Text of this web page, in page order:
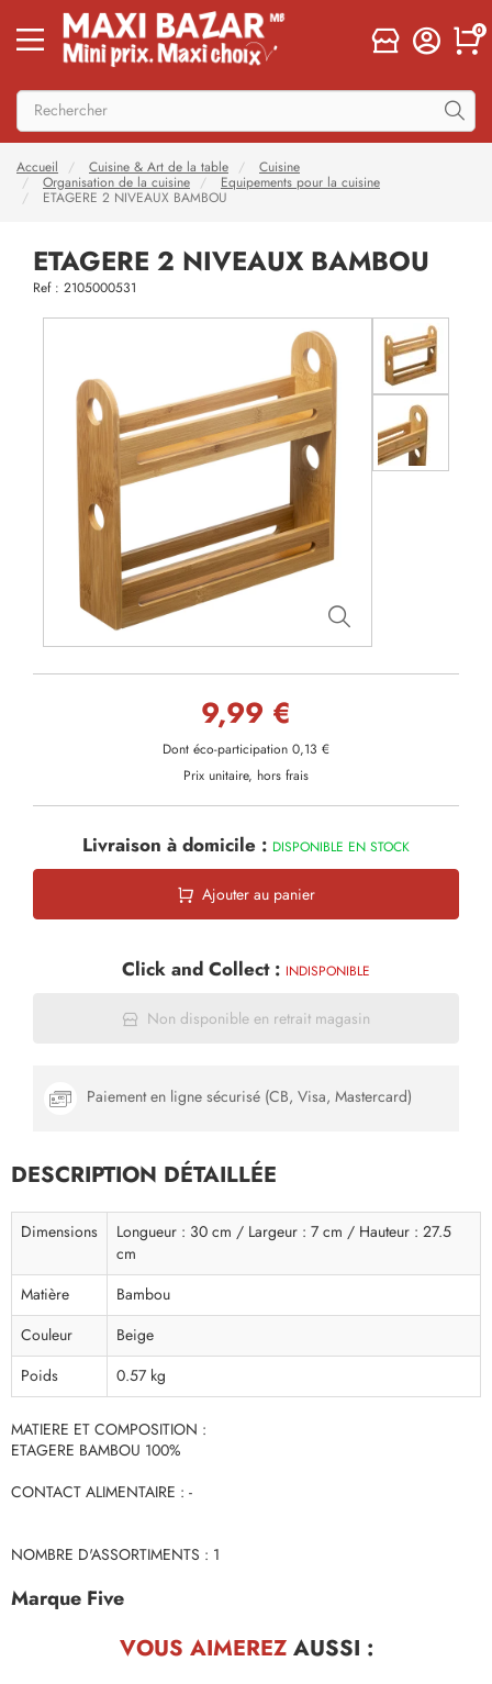
0
Accueil Cuisine & Art de la table
Cuisine
Organisation de la cuisine
Equipements pour la cuisine
ETAGERE 2 NIVEAUX BAMBOU
ETAGERE 2 NIVEAUX BAMBOU
Ref : 2105000531
9,99 €
Dont éco-participation 0,13 €
Prix unitaire, hors frais
Livraison à domicile : DISPONIBLE EN STOCK
Ajouter au panier
Click and Collect : INDISPONIBLE
Non disponible en retrait magasin
Paiement en ligne sécurisé (CB, Visa, Mastercard)
DESCRIPTION DÉTAILLÉE
Dimensions
Longueur : 30 cm / Largeur : 7 cm / Hauteur : 27.5
cm
Matière
Bambou
Couleur
Beige
Poids
0.57 kg
MATIERE ET COMPOSITION :
ETAGERE BAMBOU 100%
CONTACT ALIMENTAIRE : -
NOMBRE D'ASSORTIMENTS : 1
Marque Five
VOUS AIMEREZAUSSI :